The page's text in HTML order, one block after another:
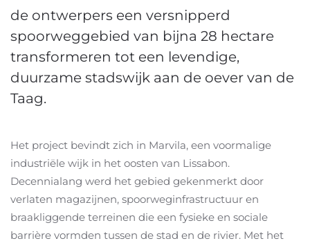
de ontwerpers een versnipperd
spoorweggebied van bijna 28 hectare
transformeren tot een levendige,
duurzame stadswijk aan de oever van de
Taag.
Het project bevindt zich in Marvila, een voormalige
industriële wijk in het oosten van Lissabon.
Decennialang werd het gebied gekenmerkt door
verlaten magazijnen, spoorweginfrastructuur en
braakliggende terreinen die een fysieke en sociale
barrière vormden tussen de stad en de rivier. Met het